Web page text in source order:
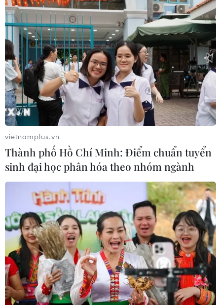
vietnamplus.vn
Thành phố Hồ Chí Minh: Điểm chuẩn tuyển
sinh đại học phân hóa theo nhóm ngành